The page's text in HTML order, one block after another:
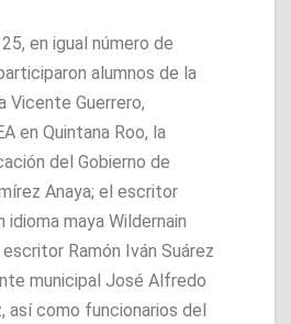
en igual número de
alumnos de la
Vicente Guerrero,
en Quintana Roo, la
del Gobierno de
Anaya; el escritor
idioma maya Wildernain
Ramón Iván Suárez
municipal José Alfredo
así como funcionarios del